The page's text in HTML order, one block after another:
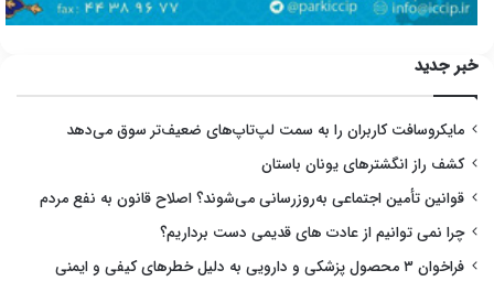
خبر جدید
مایکروسافت کاربران را به سمت لپ‌تاپ‌های ضعیف‌تر سوق می‌دهد
کشف راز انگشترهای یونان باستان
قوانین تأمین اجتماعی به‌روزرسانی می‌شوند؟ اصلاح قانون به نفع مردم
چرا نمی توانیم از عادت های قدیمی دست برداریم؟
فراخوان ۳ محصول پزشکی و دارویی به دلیل خطرهای کیفی و ایمنی